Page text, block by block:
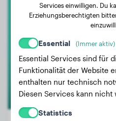
Services einwilligen. Du
Erziehungsberechtigten
Essential (Immer aktiv)
Essential Services sind für
Funktionalität der Website
enthalten nur technisch
Diesen Services kann
Statistics